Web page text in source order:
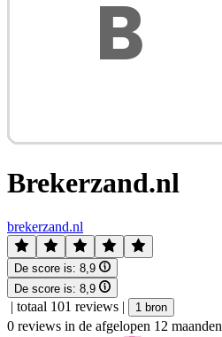
Brekerzand.nl
brekerzand.nl
De score is: 8,9
De score is: 8,9
| totaal 101 reviews | 1 bron
0 reviews in de afgelopen 12 maanden